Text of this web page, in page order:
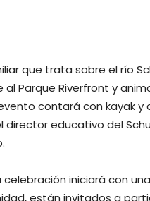
que trata sobre el río
Parque Riverfront y
contará con kayak
educativo del
iniciará con
están invitados a